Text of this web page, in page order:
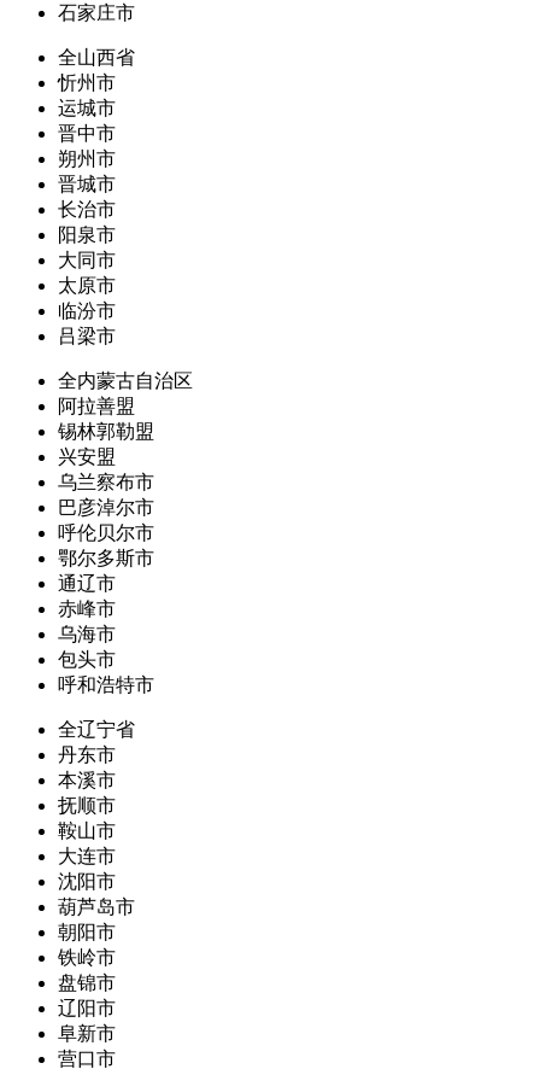
石家庄市
全山西省
忻州市
运城市
晋中市
朔州市
晋城市
长治市
阳泉市
大同市
太原市
临汾市
吕梁市
全内蒙古自治区
阿拉善盟
锡林郭勒盟
兴安盟
乌兰察布市
巴彦淖尔市
呼伦贝尔市
鄂尔多斯市
通辽市
赤峰市
乌海市
包头市
呼和浩特市
全辽宁省
丹东市
本溪市
抚顺市
鞍山市
大连市
沈阳市
葫芦岛市
朝阳市
铁岭市
盘锦市
辽阳市
阜新市
营口市